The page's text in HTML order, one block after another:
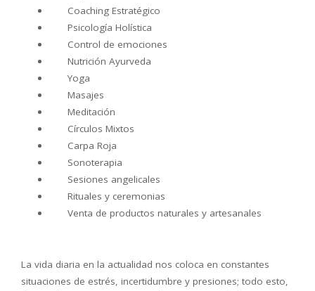
Coaching Estratégico
Psicología Holística
Control de emociones
Nutrición Ayurveda
Yoga
Masajes
Meditación
Círculos Mixtos
Carpa Roja
Sonoterapia
Sesiones angelicales
Rituales y ceremonias
Venta de productos naturales y artesanales
La vida diaria en la actualidad nos coloca en constantes
situaciones de estrés, incertidumbre y presiones; todo esto,